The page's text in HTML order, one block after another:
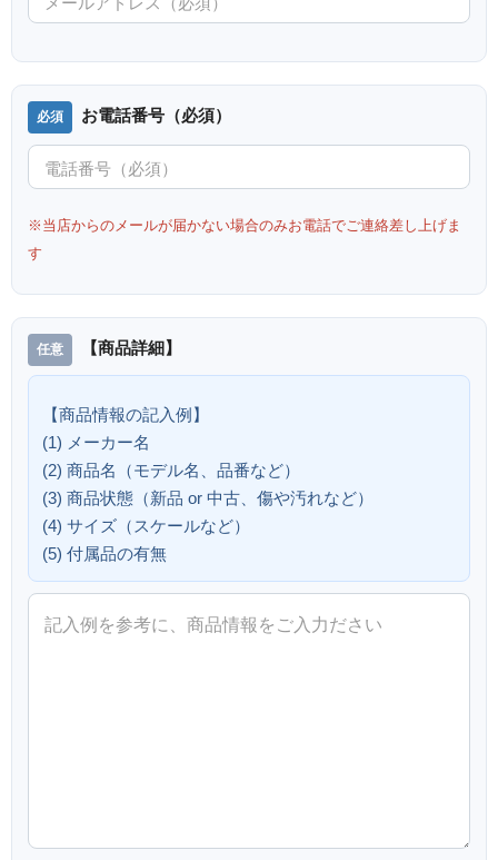
お電話番号（必須）
※当店からのメールが届かない場合のみお電話でご連絡差し上げま
す
【商品詳細】
【商品情報の記入例】
(1) メーカー名
(2) 商品名（モデル名、品番など）
(3) 商品状態（新品 or 中古、傷や汚れなど）
(4) サイズ（スケールなど）
(5) 付属品の有無